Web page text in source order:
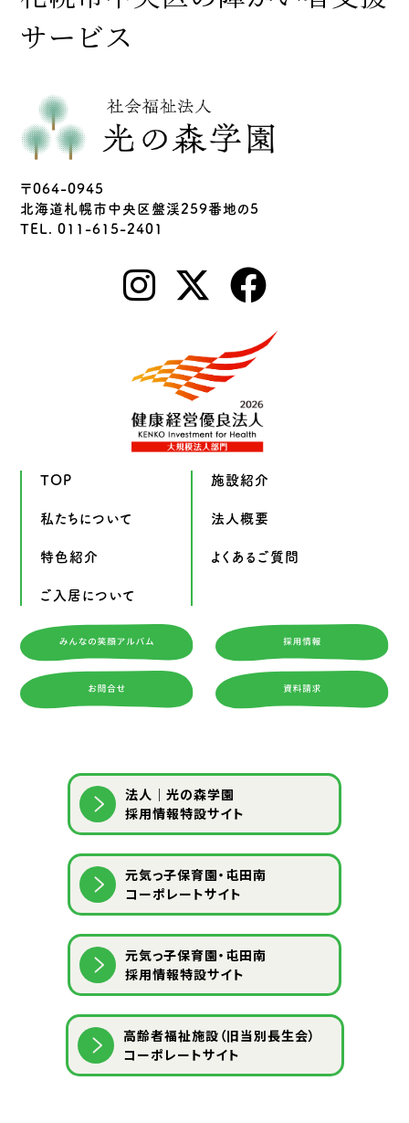
サービス
〒064-0945
北海道札幌市中央区盤渓259番地の5
TEL. 011-615-2401
TOP
私たちについて
特色紹介
ご入居について
施設紹介
法人概要
よくあるご質問
法人｜光の森学園
採用情報特設サイト
元気っ子保育園・屯田南
コーポレートサイト
元気っ子保育園・屯田南
採用情報特設サイト
⾼齢者福祉施設（旧当別⻑⽣会）
コーポレートサイト